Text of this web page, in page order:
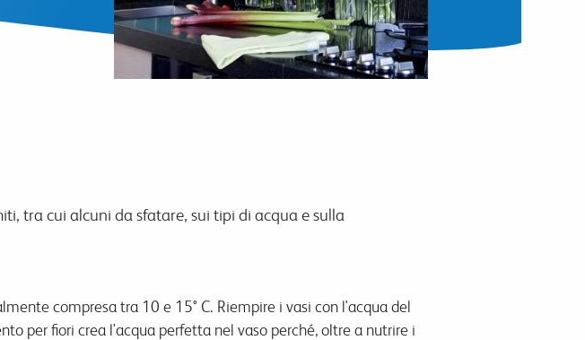
tra cui alcuni da sfatare, sui tipi di acqua e sulla
compresa tra 10 e 15° C. Riempire i vasi con l'acqua del
per fiori crea l'acqua perfetta nel vaso perché, oltre a nutrire i